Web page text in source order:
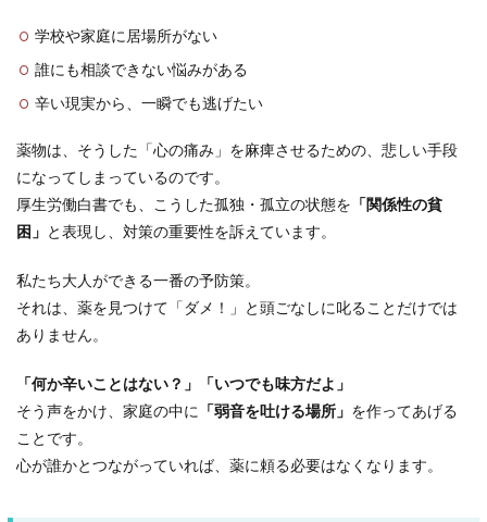
学校や家庭に居場所がない
誰にも相談できない悩みがある
辛い現実から、一瞬でも逃げたい
薬物は、そうした「心の痛み」を麻痺させるための、悲しい手段
になってしまっているのです。
厚生労働白書でも、こうした孤独・孤立の状態を 「関係性の貧
困」 と表現し、対策の重要性を訴えています。
私たち大人ができる一番の予防策。
それは、薬を見つけて「ダメ！」と頭ごなしに叱ることだけでは
ありません。
「何か辛いことはない？」「いつでも味方だよ」
そう声をかけ、家庭の中に
「弱音を吐ける場所」 を作ってあげる
ことです。
心が誰かとつながっていれば、薬に頼る必要はなくなります。